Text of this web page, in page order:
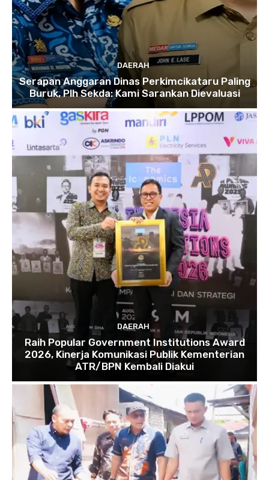
DAERAH
Serapan Anggaran Dinas Perkimcikataru Paling
Buruk, Plh Sekda: Kami Sarankan Dievaluasi
DAERAH
Raih Popular Government Institutions Award
2026, Kinerja Komunikasi Publik Kementerian
ATR/BPN Kembali Diakui